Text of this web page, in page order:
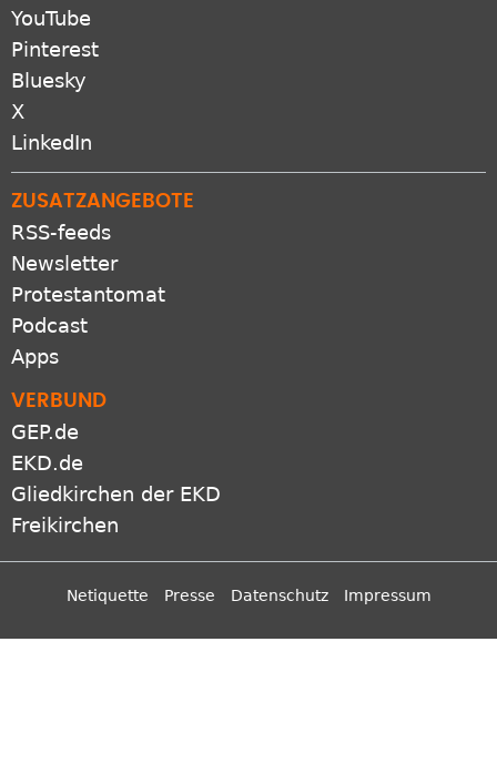
YouTube
Pinterest
Bluesky
X
LinkedIn
ZUSATZANGEBOTE
RSS-feeds
Newsletter
Protestantomat
Podcast
Apps
VERBUND
GEP.de
EKD.de
Gliedkirchen der EKD
Freikirchen
Netiquette Presse Datenschutz Impressum